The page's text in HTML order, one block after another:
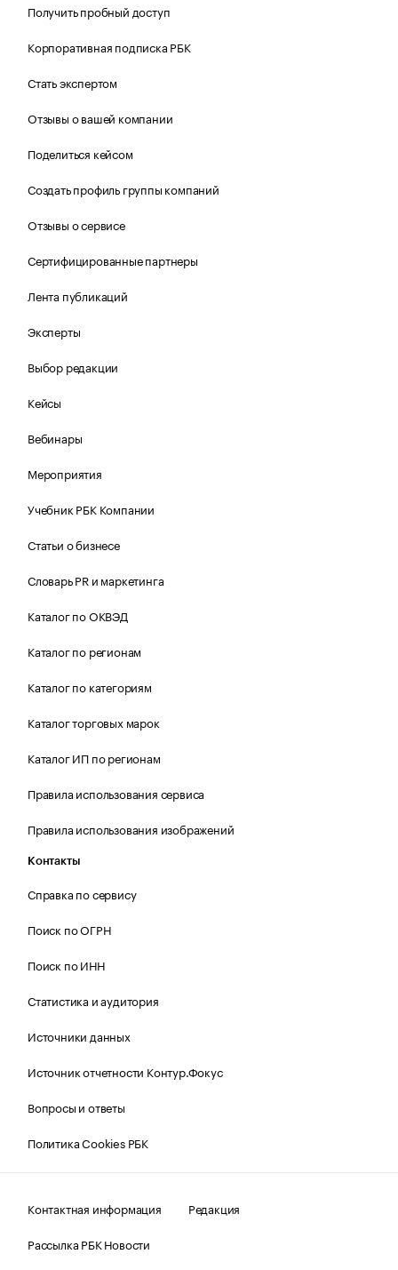
Получить пробный доступ
Корпоративная подписка РБК
Стать экспертом
Отзывы о вашей компании
Поделиться кейсом
Создать профиль группы компаний
Отзывы о сервисе
Сертифицированные партнеры
Лента публикаций
Эксперты
Выбор редакции
Кейсы
Вебинары
Мероприятия
Учебник РБК Компании
Статьи о бизнесе
Словарь PR и маркетинга
Каталог по ОКВЭД
Каталог по регионам
Каталог по категориям
Каталог торговых марок
Каталог ИП по регионам
Правила использования сервиса
Правила использования изображений
Контакты
Справка по сервису
Поиск по ОГРН
Поиск по ИНН
Статистика и аудитория
Источники данных
Источник отчетности Контур.Фокус
Вопросы и ответы
Политика Cookies РБК
Контактная информация
Редакция
Рассылка РБК Новости